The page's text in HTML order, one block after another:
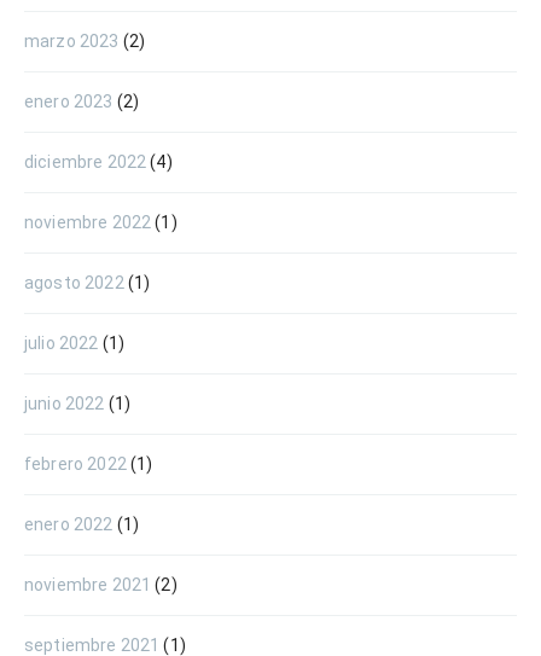
marzo 2023 (2)
enero 2023 (2)
diciembre 2022 (4)
noviembre 2022 (1)
agosto 2022 (1)
julio 2022 (1)
junio 2022 (1)
febrero 2022 (1)
enero 2022 (1)
noviembre 2021 (2)
septiembre 2021 (1)